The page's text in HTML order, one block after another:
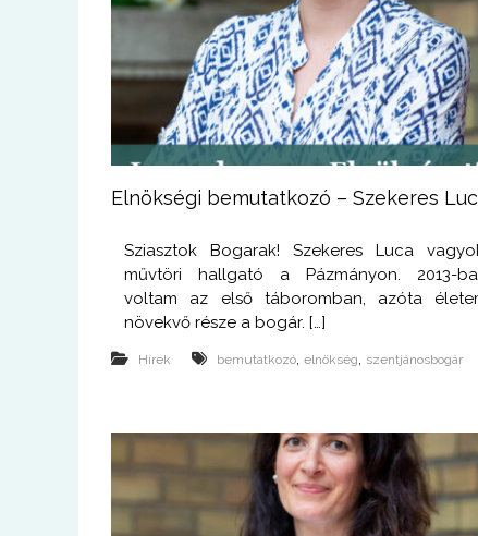
Elnökségi bemutatkozó – Szekeres
Sziasztok Bogarak! Szekeres Luca
művtöri hallgató a Pázmányon. 2013-
voltam az első táboromban, azóta
növekvő része a bogár. […]
Hírek bemutatkozó elnökség szentjánosbogár